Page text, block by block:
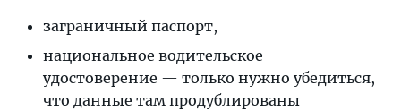
заграничный паспорт,
национальное водительское
удостоверение — только нужно убедиться,
что данные там продублированы